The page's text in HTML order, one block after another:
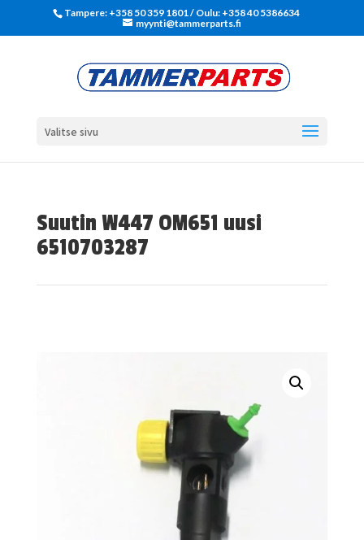
Tampere: +358 50 359 1801‬ / Oulu: +358 40 5386634
myynti@tammerparts.fi
Valitse sivu
Suutin W447 OM651 uusi
6510703287